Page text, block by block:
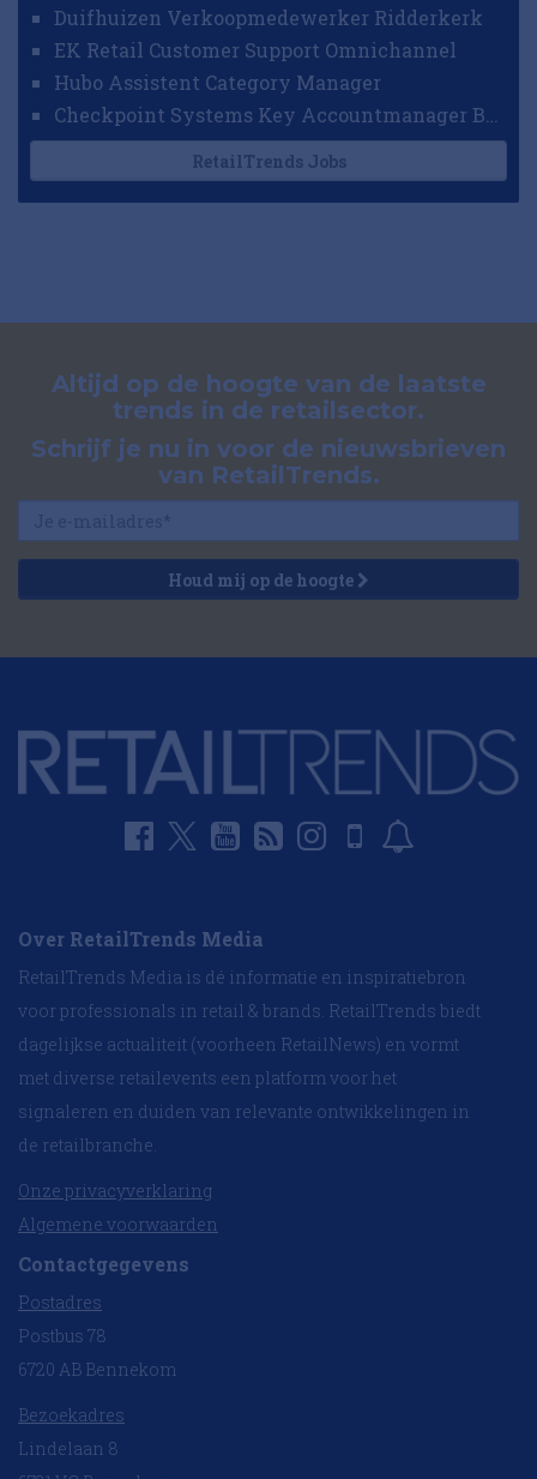
Duifhuizen Verkoopmedewerker Ridderkerk
EK Retail Customer Support Omnichannel
Hubo Assistent Category Manager
RetailTrends Jobs
Altijd op de hoogte van de laatste
trends in de retailsector.
Schrijf je nu in voor de nieuwsbrieven
van RetailTrends.
Houd mij op de hoogte
Over RetailTrends Media
RetailTrends Media is dé informatie en inspiratiebron
voor professionals in retail & brands. RetailTrends biedt
dagelijkse actualiteit (voorheen RetailNews) en vormt
met diverse retailevents een platform voor het
signaleren en duiden van relevante ontwikkelingen in
de retailbranche.
Onze privacyverklaring
Algemene voorwaarden
Contactgegevens
Postadres
Postbus 78
6720 AB Bennekom
Bezoekadres
Lindelaan 8